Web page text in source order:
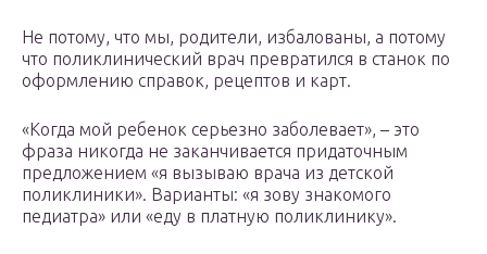
Не потому, что мы, родители, избалованы, а потому
что поликлинический врач превратился в станок по
оформлению справок, рецептов и карт.
«Когда мой ребенок серьезно заболевает», – это
фраза никогда не заканчивается придаточным
предложением «я вызываю врача из детской
поликлиники». Варианты: «я зову знакомого
педиатра» или «еду в платную поликлинику».